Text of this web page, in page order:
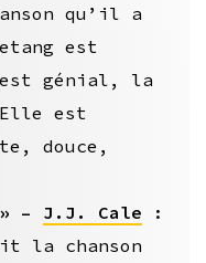
qu’il a
est
est génial, la
est
douce,
– J.J. Cale :
la chanson